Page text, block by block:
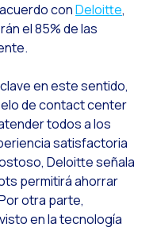
Industria
Cómo medir el éxito
Banca 4.0: La
Transforma tu
Cómo digitalizar a
Las nuevas
conDeloitte,
el 85% de las
en este sentido,
de contact center
todos a los
satisfactoria
Deloitte señala
permitirá ahorrar
otra parte,
en la tecnología